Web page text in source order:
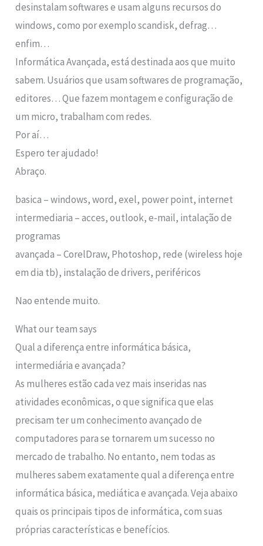
desinstalam softwares e usam alguns recursos do
windows, como por exemplo scandisk, defrag…
enfim…
Informática Avançada, está destinada aos que muito
sabem. Usuários que usam softwares de programação,
editores… Que fazem montagem e configuração de
um micro, trabalham com redes.
Por aí…
Espero ter ajudado!
Abraço.
basica – windows, word, exel, power point, internet
intermediaria – acces, outlook, e-mail, intalação de
programas
avançada – CorelDraw, Photoshop, rede (wireless hoje
em dia tb), instalação de drivers, periféricos
Nao entende muito.
What our team says
Qual a diferença entre informática básica,
intermediária e avançada?
As mulheres estão cada vez mais inseridas nas
atividades econômicas, o que significa que elas
precisam ter um conhecimento avançado de
computadores para se tornarem um sucesso no
mercado de trabalho. No entanto, nem todas as
mulheres sabem exatamente qual a diferença entre
informática básica, mediática e avançada. Veja abaixo
quais os principais tipos de informática, com suas
próprias características e benefícios.